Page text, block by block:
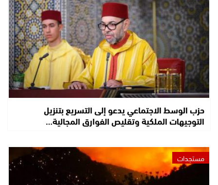
حزب الوسط الاجتماعي يدعو إلى التسريع بتنزيل
التوجيهات الملكية وتقليص الفوارق المجالية…
مستجدات